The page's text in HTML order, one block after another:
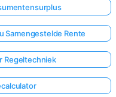
Samengestelde Rente
Regeltechniek